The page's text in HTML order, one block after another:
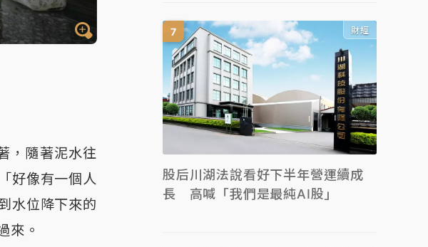
，隨著泥水往
好像有一個人
水位降下來的
來。
財經
股后川湖法說看好下半年營運續成
長 高喊「我們是最純AI股」